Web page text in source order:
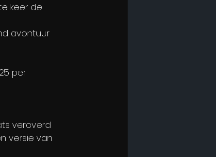
keer de
avontuur
per
veroverd
versie van